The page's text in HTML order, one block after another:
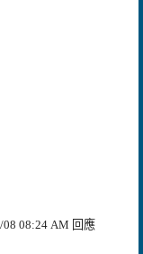
08 08:24 AM 回應